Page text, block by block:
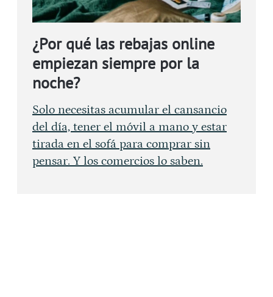
¿Por qué las rebajas online
empiezan siempre por la
noche?
Solo necesitas acumular el cansancio
del día, tener el móvil a mano y estar
tirada en el sofá para comprar sin
pensar. Y los comercios lo saben.